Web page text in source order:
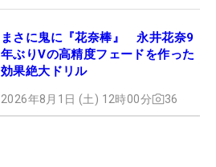
まさに鬼に『花奈棒』 永井花奈9
年ぶりVの高精度フェードを作った
効果絶大ドリル
2026年8月1日 (土) 12時00分 36